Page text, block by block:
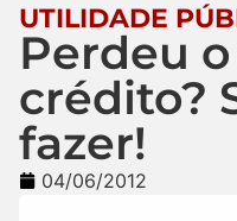
UTILIDADE
Perdeu
crédito?
fazer!
04/06/2012